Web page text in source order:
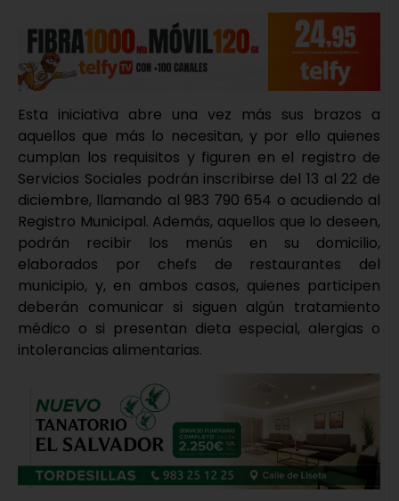
Esta iniciativa abre una vez más sus brazos a
aquellos que más lo necesitan, y por ello quienes
cumplan los requisitos y figuren en el registro de
Servicios Sociales podrán inscribirse del 13 al 22 de
diciembre, llamando al 983 790 654 o acudiendo al
Registro Municipal. Además, aquellos que lo deseen,
podrán recibir los menús en su domicilio,
elaborados por chefs de restaurantes del
municipio, y, en ambos casos, quienes participen
deberán comunicar si siguen algún tratamiento
médico o si presentan dieta especial, alergias o
intolerancias alimentarias.